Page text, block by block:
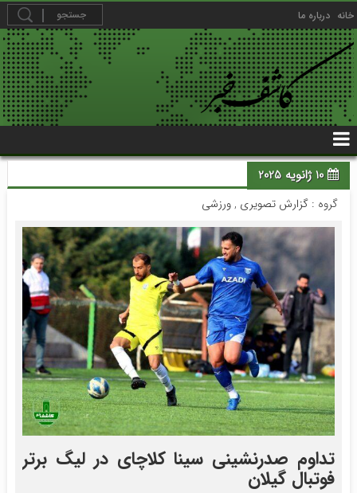
خانه درباره ما
10 ژانویه 2025
گروه :گزارش تصویری ,ورزشی
تداوم صدرنشینی سینا کلاچای در لیگ برتر
فوتبال گیلان